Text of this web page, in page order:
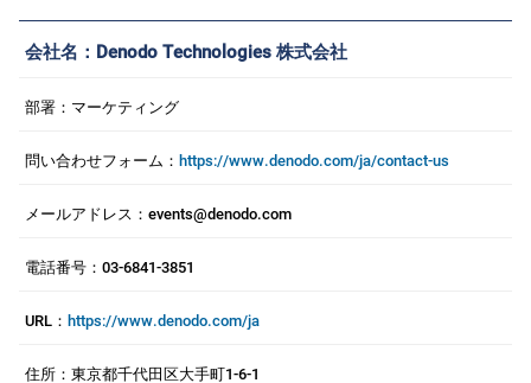
会社名： Denodo Technologies 株式会社
部署： マーケティング
問い合わせフォーム： https://www.denodo.com/ja/contact-us
メールアドレス： events@denodo.com
電話番号： 03-6841-3851
URL： https://www.denodo.com/ja
住所： 東京都千代田区大手町1-6-1